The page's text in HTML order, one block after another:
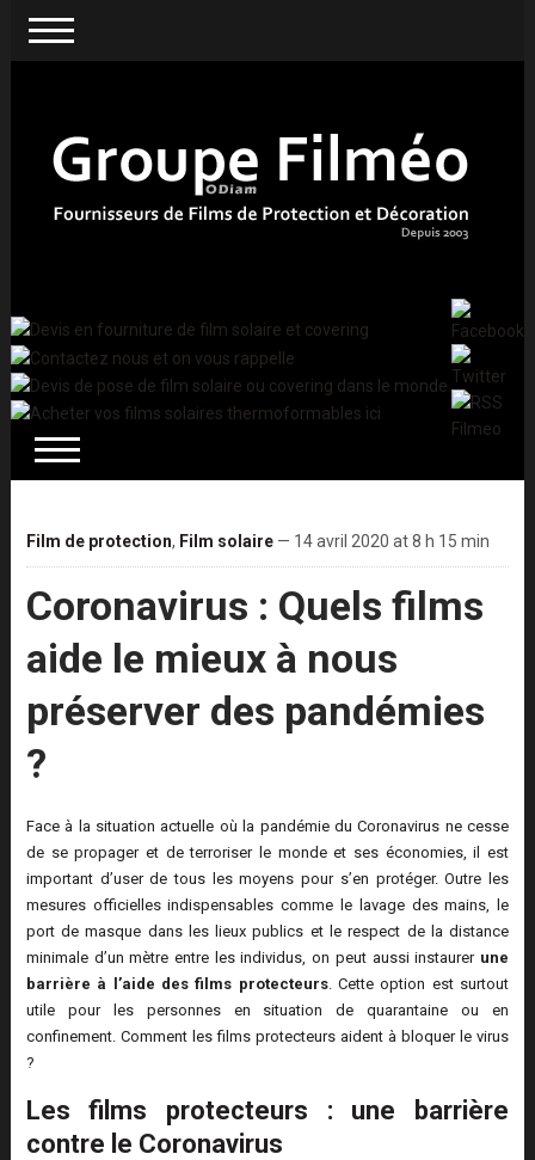
Film de protection, Film solaire— 14 avril 2020 at 8 h 15 min
Coronavirus : Quels films
aide le mieux à nous
préserver des pandémies
?
Face à la situation actuelle où la pandémie du Coronavirus ne cesse
de se propager et de terroriser le monde et ses économies, il est
important d’user de tous les moyens pour s’en protéger. Outre les
mesures officielles indispensables comme le lavage des mains, le
port de masque dans les lieux publics et le respect de la distance
minimale d’un mètre entre les individus, on peut aussi instaurer une
barrière à l’aide des films protecteurs. Cette option est surtout
utile pour les personnes en situation de quarantaine ou en
confinement. Comment les films protecteurs aident à bloquer le virus
?
Les films protecteurs : une barrière
contre le Coronavirus